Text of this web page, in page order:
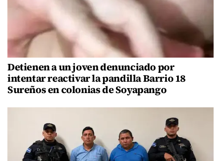
Detienen a un joven denunciado por
intentar reactivar la pandilla Barrio 18
Sureños en colonias de Soyapango